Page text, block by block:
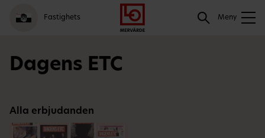
Gå
till
meny
Logga
in
Hoppa
till
innehåll
Fastighets Meny
Sök
Dagens ETC
Alla erbjudanden